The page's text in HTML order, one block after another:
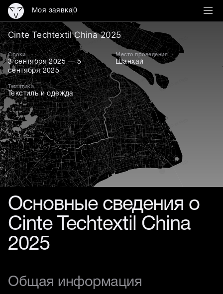
Моя заявка0
Cinte Techtextil China
Cinte Techtextil China 2025
Сроки
3 сентября 2025 — 5
сентября 2025
Место проведения
Шанхай
Тематика
Текстиль и одежда
Основные сведения о
Cinte Techtextil China
2025
Общая информация